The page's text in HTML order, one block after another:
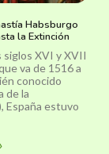
Habsburgo
la Extinción
siglos XVI y XVII
va de 1516 a
conocido
de la
España estuvo